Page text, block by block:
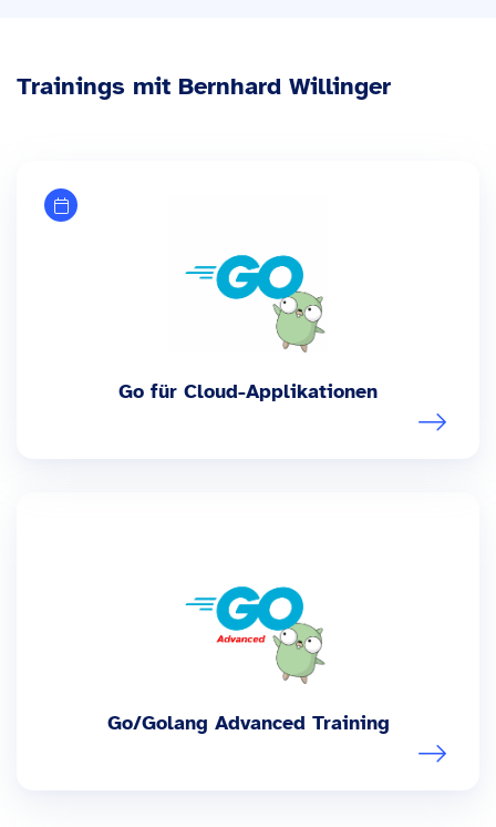
Trainings mit Bernhard Willinger
Go für Cloud-Applikationen
Go/Golang Advanced Training